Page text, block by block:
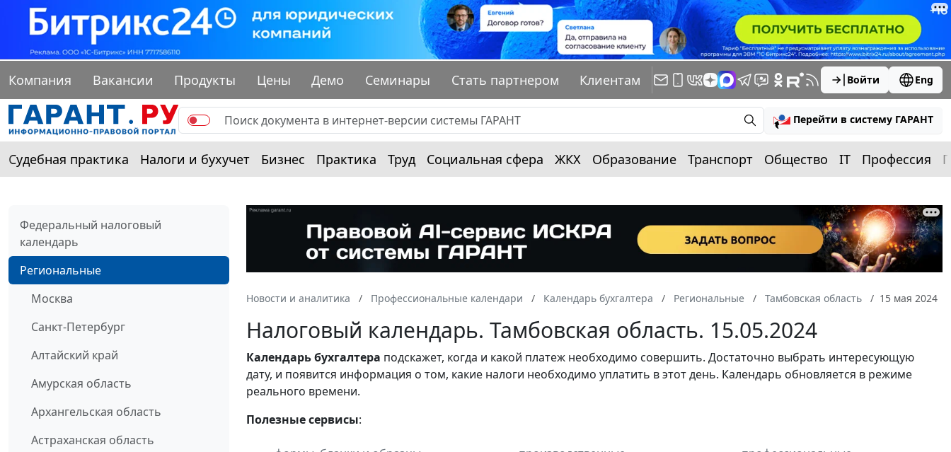
Компания Вакансии Продукты Цены Демо Семинары Стать партнером Клиентам Войти Eng
Перейти в систему ГАРАНТ
Судебная практика Налоги и бухучет Бизнес Практика Труд Социальная сфера ЖКХ Образование Транспорт Общество IT Профессия
Федеральный налоговый
календарь
Региональные
Москва
Санкт-Петербург
Алтайский край
Амурская область
Архангельская область
Астраханская область
Новости и аналитика Профессиональные календари Календарь бухгалтера Региональные Тамбовская область 15 мая 2024
Налоговый календарь. Тамбовская область. 15.05.2024
Календарьбухгалтера подскажет, когда и какой платеж необходимо совершить. Достаточно выбрать интересующую
дату, и появится информация о том, какие налоги необходимо уплатить в этот день. Календарь обновляется в режиме
реального времени.
Полезные сервисы: